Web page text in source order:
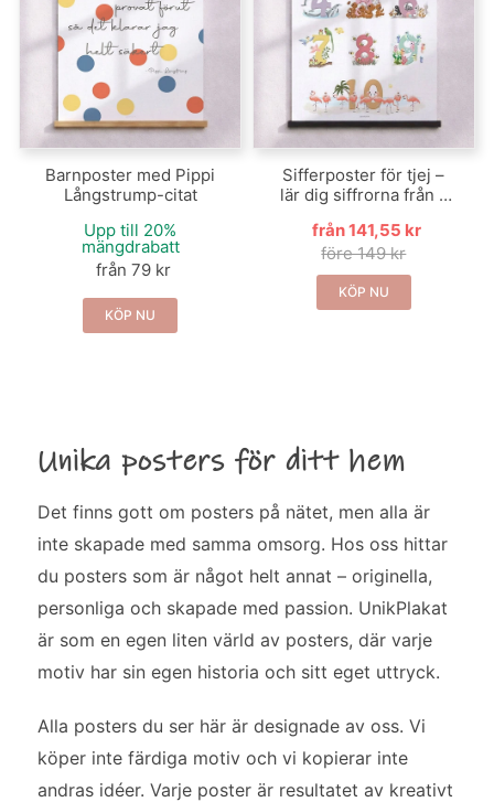
Barnposter med Pippi
Långstrump-citat
Upp till 20%
mängdrabatt
från 79 kr
KÖP NU
Sifferposter för tjej –
lär dig siffrorna från 1
från 141,55 kr
före 149 kr
KÖP NU
Unika posters för ditt hem
Det finns gott om posters på nätet, men alla är
inte skapade med samma omsorg. Hos oss hittar
du posters som är något helt annat – originella,
personliga och skapade med passion. UnikPlakat
är som en egen liten värld av posters, där varje
motiv har sin egen historia och sitt eget uttryck.
Alla posters du ser här är designade av oss. Vi
köper inte färdiga motiv och vi kopierar inte
andras idéer. Varje poster är resultatet av kreativt